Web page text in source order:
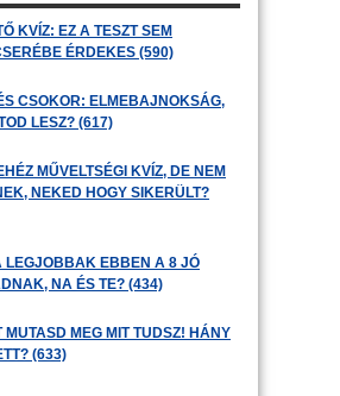
KVÍZ: EZ A TESZT SEM
ÉRDEKES (590)
CSOKOR: ELMEBAJNOKSÁG,
LESZ? (617)
MŰVELTSÉGI KVÍZ, DE NEM
NEKED HOGY SIKERÜLT?
LEGJOBBAK EBBEN A 8 JÓ
NA ÉS TE? (434)
MUTASD MEG MIT TUDSZ! HÁNY
(633)